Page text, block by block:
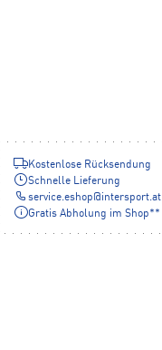
Kostenlose Rücksendung
Schnelle Lieferung
service.eshop@intersport.at
Gratis Abholung im Shop**